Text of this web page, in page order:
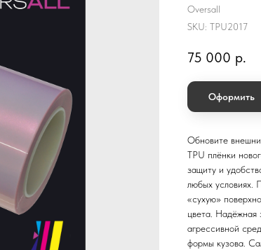
Oversall
SKU: TPU2017
75 000 р.
Оформить
Обновите
TPU плёнки
защиту и
любых условиях.
«сухую»
цвета. Надёжная
агрессивной
формы кузова.